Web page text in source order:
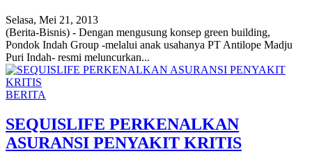
Selasa, Mei 21, 2013
(Berita-Bisnis) - Dengan mengusung konsep green building,
Pondok Indah Group -melalui anak usahanya PT Antilope Madju
Puri Indah- resmi meluncurkan...
BERITA
SEQUISLIFE PERKENALKAN
ASURANSI PENYAKIT KRITIS